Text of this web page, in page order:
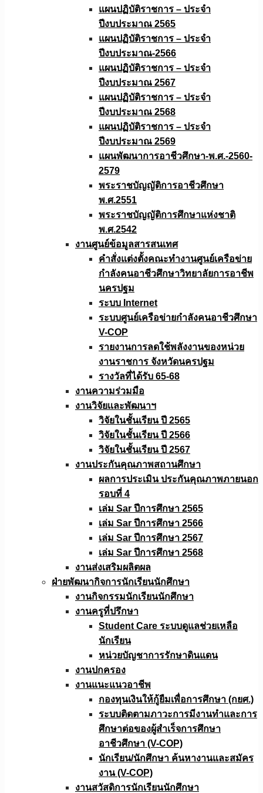
แผนปฏิบัติราชการ – ประจำ
ปีงบประมาณ 2565
แผนปฏิบัติราชการ – ประจำ
ปีงบประมาณ-2566
แผนปฏิบัติราชการ – ประจำ
ปีงบประมาณ 2567
แผนปฏิบัติราชการ – ประจำ
ปีงบประมาณ 2568
แผนปฏิบัติราชการ – ประจำ
ปีงบประมาณ 2569
แผนพัฒนาการอาชีวศึกษา-พ.ศ.-2560-
2579
พระราชบัญญัติการอาชีวศึกษา
พ.ศ.2551
พระราชบัญญัติการศึกษาแห่งชาติ
พ.ศ.2542
งานศูนย์ข้อมูลสารสนเทศ
คำสั่งแต่งตั้งคณะทำงานศูนย์เครือข่าย
กำลังคนอาชีวศึกษาวิทยาลัยการอาชีพ
นครปฐม
ระบบ Internet
ระบบศูนย์เครือข่ายกำลังคนอาชีวศึกษา
V-COP
รายงานการลดใช้พลังงานของหน่วย
งานราชการ จังหวัดนครปฐม
รางวัลที่ได้รับ 65-68
งานความร่วมมือ
งานวิจัยเเละพัฒนาฯ
วิจัยในชั้นเรียน ปี 2565
วิจัยในชั้นเรียน ปี 2566
วิจัยในชั้นเรียน ปี 2567
งานประกันคุณภาพสถานศึกษา
ผลการประเมิน ประกันคุณภาพภายนอก
รอบที่ 4
เล่ม Sar ปีการศึกษา 2565
เล่ม Sar ปีการศึกษา 2566
เล่ม Sar ปีการศึกษา 2567
เล่ม Sar ปีการศึกษา 2568
งานส่งเสริมผลิตผล
ฝ่ายพัฒนากิจการนักเรียนนักศึกษา
งานกิจกรรมนักเรียนนักศึกษา
งานครูที่ปรึกษา
Student Care ระบบดูแลช่วยเหลือ
นักเรียน
หน่วยบัญชาการรักษาดินแดน
งานปกครอง
งานแนะแนวอาชีพ
กองทุนเงินให้กู้ยืมเพื่อการศึกษา (กยศ.)
ระบบติดตามภาวะการมีงานทำและการ
ศึกษาต่อของผู้สำเร็จการศึกษา
อาชีวศึกษา (V-COP)
นักเรียน/นักศึกษา ค้นหางานและสมัคร
งาน (V-COP)
งานสวัสดิการนักเรียนนักศึกษา